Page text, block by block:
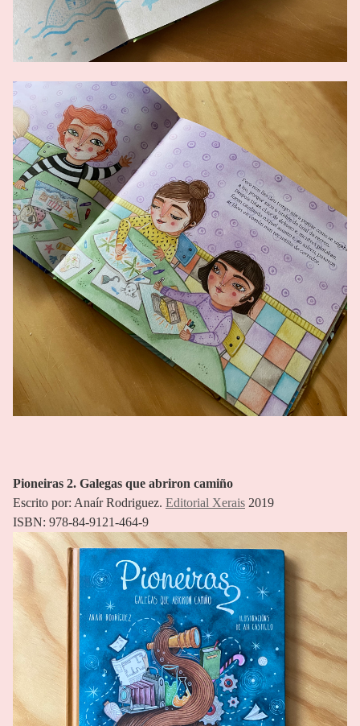
Pioneiras 2. Galegas que abriron camiño
Escrito por: Anaír Rodriguez. Editorial Xerais 2019
ISBN: 978-84-9121-464-9